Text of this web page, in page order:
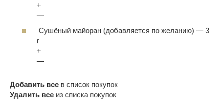
+
—
Сушёный майоран (добавляется по желанию) — 3
г
+
—
Добавить все в список покупок
Удалить все из списка покупок